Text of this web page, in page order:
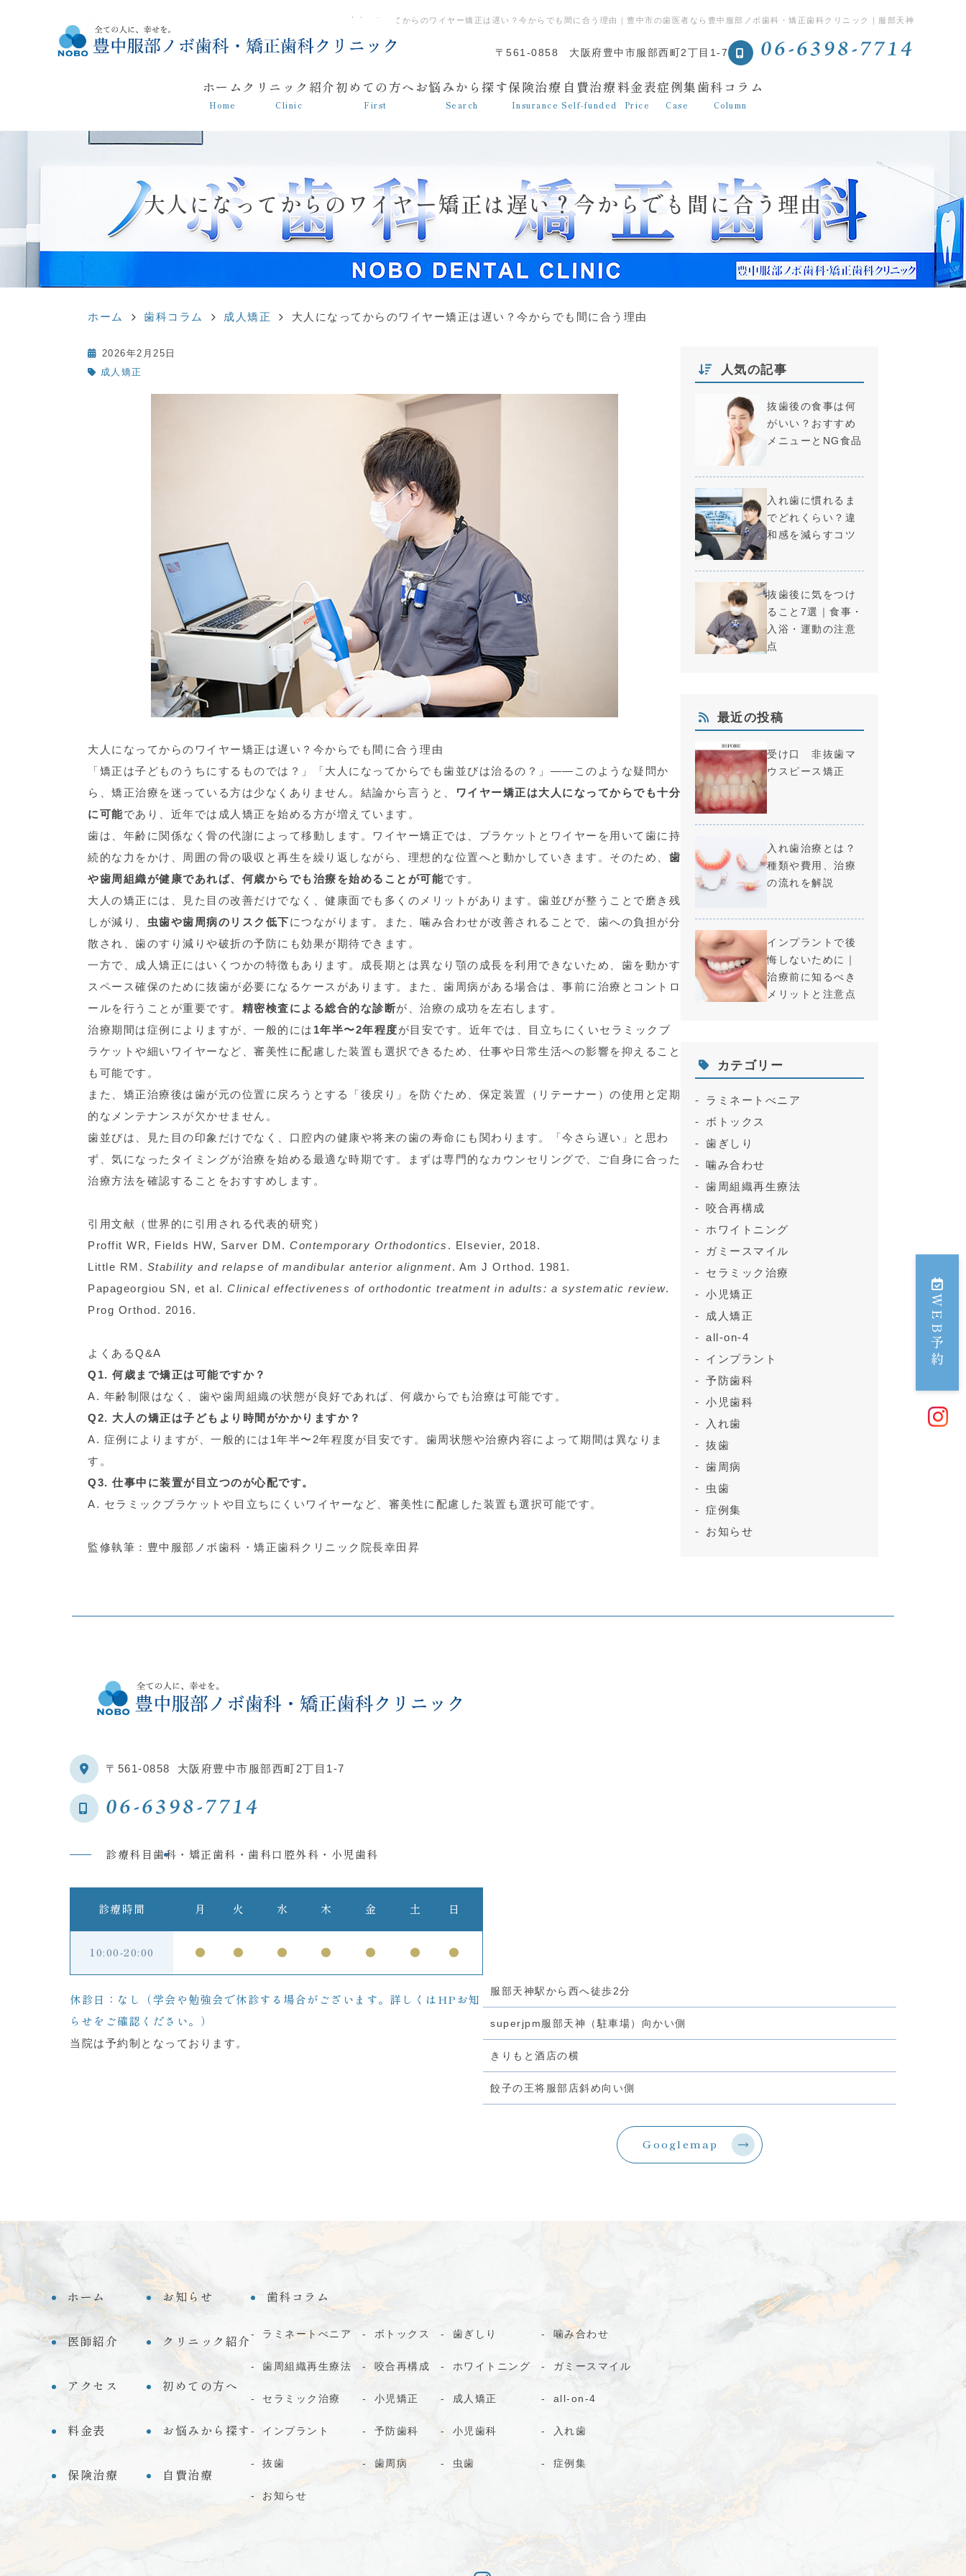
大人になってからのワイヤー矯正は遅い？今からでも間に合う理由｜豊中市の歯医者なら豊中服部ノボ歯科・矯正歯科クリニック｜服部天神
〒561-0858 大阪府豊中市服部西町2丁目1-7 06-6398-7714
ホーム
Home
クリニック紹介
Clinic
初めての方へ
First
お悩みから探す
Search
保険治療
Insurance
自費治療
Self-funded
料金表
Price
症例集
Case
歯科コラム
Column
WEB予約
大人になってからのワイヤー矯正は遅い？今からでも間に合う理由
ホーム 歯科コラム 成人矯正 大人になってからのワイヤー矯正は遅い？今からでも間に合う理由
2026年2月25日
成人矯正
大人になってからのワイヤー矯正は遅い？今からでも間に合う理由
「矯正は子どものうちにするものでは？」「大人になってからでも歯並びは治るの？」——このような疑問か
ら、矯正治療を迷っている方は少なくありません。結論から言うと、
ワイヤー矯正は大人になってからでも十分
に可能であり、近年では成人矯正を始める方が増えています。
歯は、年齢に関係なく骨の代謝によって移動します。ワイヤー矯正では、ブラケットとワイヤーを用いて歯に持
続的な力をかけ、周囲の骨の吸収と再生を繰り返しながら、理想的な位置へと動かしていきます。そのため、 歯
や歯周組織が健康であれば、何歳からでも治療を始めることが可能です。
大人の矯正には、見た目の改善だけでなく、健康面でも多くのメリットがあります。歯並びが整うことで磨き残
しが減り、 虫歯や歯周病のリスク低下につながります。また、噛み合わせが改善されることで、歯への負担が分
散され、歯のすり減りや破折の予防にも効果が期待できます。
一方で、成人矯正にはいくつかの特徴もあります。成長期とは異なり顎の成長を利用できないため、歯を動かす
スペース確保のために抜歯が必要になるケースがあります。また、歯周病がある場合は、事前に治療とコントロ
ールを行うことが重要です。 精密検査による総合的な診断が、治療の成功を左右します。
治療期間は症例によりますが、一般的には 1年半〜2年程度が目安です。近年では、目立ちにくいセラミックブ
ラケットや細いワイヤーなど、審美性に配慮した装置も選択できるため、仕事や日常生活への影響を抑えること
も可能です。
また、矯正治療後は歯が元の位置に戻ろうとする「後戻り」を防ぐため、保定装置（リテーナー）の使用と定期
的なメンテナンスが欠かせません。
歯並びは、見た目の印象だけでなく、口腔内の健康や将来の歯の寿命にも関わります。「今さら遅い」と思わ
ず、気になったタイミングが治療を始める最適な時期です。まずは専門的なカウンセリングで、ご自身に合った
治療方法を確認することをおすすめします。
引用文献（世界的に引用される代表的研究）
Proffit WR, Fields HW, Sarver DM. Contemporary Orthodontics . Elsevier, 2018.
Little RM. Stability and relapse of mandibular anterior alignment. Am J Orthod. 1981.
Papageorgiou SN, et al. Clinical effectiveness of orthodontic treatment in adults: a systematic review.
Prog Orthod. 2016.
よくあるQ&A
Q1. 何歳まで矯正は可能ですか？
A. 年齢制限はなく、歯や歯周組織の状態が良好であれば、何歳からでも治療は可能です。
Q2. 大人の矯正は子どもより時間がかかりますか？
A. 症例によりますが、一般的には1年半〜2年程度が目安です。歯周状態や治療内容によって期間は異なりま
す。
Q3. 仕事中に装置が目立つのが心配です。
A. セラミックブラケットや目立ちにくいワイヤーなど、審美性に配慮した装置も選択可能です。
監修執筆：豊中服部ノボ歯科・矯正歯科クリニック院長幸田昇
人気の記事
抜歯後の食事は何
がいい？おすすめ
メニューとNG食品
入れ歯に慣れるま
でどれくらい？違
和感を減らすコツ
抜歯後に気をつけ
ること7選｜食事・
入浴・運動の注意
点
最近の投稿
受け口 非抜歯マ
ウスピース矯正
入れ歯治療とは？
種類や費用、治療
の流れを解説
インプラントで後
悔しないために｜
治療前に知るべき
メリットと注意点
カテゴリー
ラミネートべニア
ボトックス
歯ぎしり
噛み合わせ
歯周組織再生療法
咬合再構成
ホワイトニング
ガミースマイル
セラミック治療
小児矯正
成人矯正
all-on-4
インプラント
予防歯科
小児歯科
入れ歯
抜歯
歯周病
虫歯
症例集
お知らせ
〒561-0858 大阪府豊中市服部西町2丁目1-7
06-6398-7714
診療科目 歯科・矯正歯科・歯科口腔外科・小児歯科
診療時間 月 火 水 木 金 土 日
10:00-20:00 ● ● ● ● ● ● ●
休診日：なし（学会や勉強会で休診する場合がございます。詳しくはHPお知
らせをご確認ください。）
当院は予約制となっております。
服部天神駅から西へ徒歩2分
superjpm服部天神（駐車場）向かい側
きりもと酒店の横
餃子の王将服部店斜め向い側
Googlemap
ホーム お知らせ
医師紹介 クリニック紹介
アクセス 初めての方へ
料金表 お悩みから探す
保険治療 自費治療
歯科コラム
ラミネートべニア ボトックス 歯ぎしり 噛み合わせ
歯周組織再生療法 咬合再構成 ホワイトニング ガミースマイル
セラミック治療 小児矯正 成人矯正 all-on-4
インプラント 予防歯科 小児歯科 入れ歯
抜歯 歯周病 虫歯 症例集
お知らせ